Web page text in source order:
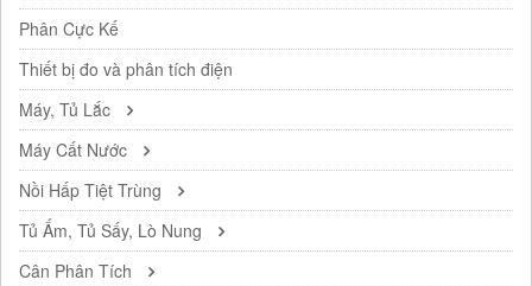
Phân Cực Kế
Thiết bị đo và phân tích điện
Máy, Tủ Lắc
Máy Cất Nước
Nồi Hấp Tiệt Trùng
Tủ Ấm, Tủ Sấy, Lò Nung
Cân Phân Tích